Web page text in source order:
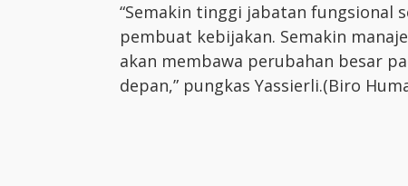
“Semakin tinggi jabatan fungsional
pembuat kebijakan. Semakin
akan membawa perubahan besar
depan,” pungkas Yassierli.(Biro